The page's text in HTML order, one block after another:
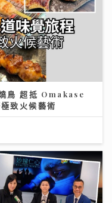
鳥 超抵 Omakase
致火候藝術